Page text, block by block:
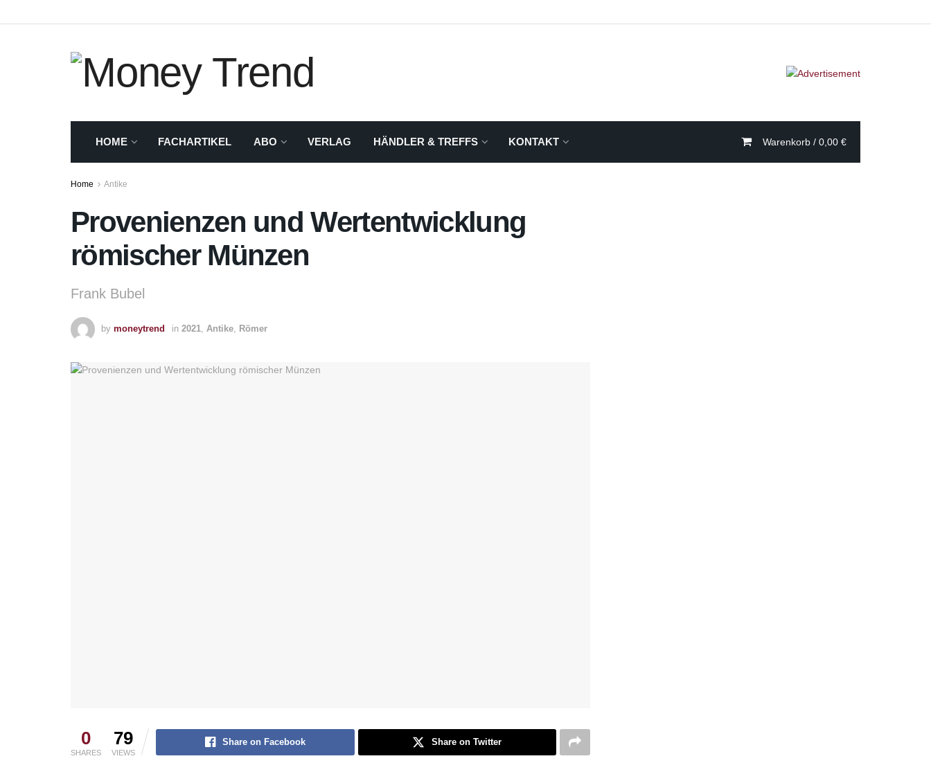
HOME FACHARTIKEL ABO VERLAG HÄNDLER & TREFFS KONTAKT Warenkorb / 0,00 €
Home Antike
Provenienzen und Wertentwicklung
römischer Münzen
Frank Bubel
by moneytrend in 2021 Antike Römer
0
SHARES
79
VIEWS
Share on Facebook Share on Twitter